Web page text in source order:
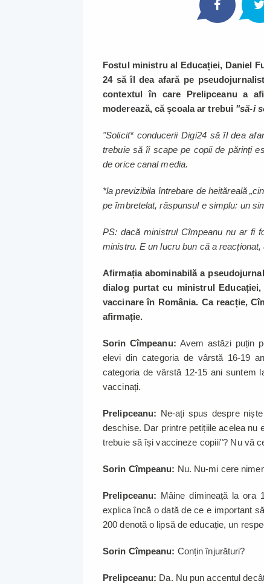
Fostul ministru al Educației, Daniel
24 să îl dea afară pe
contextul în care Prelipceanu a
moderează, că școala ar trebui "să-i
"Solicit* conducerii Digi24 să îl dea
trebuie să îi scape pe copii de părinți
de orice canal media.
*la previzibila întrebare de heităreală
pe îmbretelat, răspunsul e simplu: un
PS: dacă ministrul Cîmpeanu nu ar fi
ministru. E un lucru bun că a reacționat,
Afirmația abominabilă a
dialog purtat cu ministrul
vaccinare în România. Ca reacție,
afirmație.
Sorin Cîmpeanu:Avem astăzi puțin
elevi din categoria de vârstă 16-19
categoria de vârstă 12-15 ani suntem
vaccinați.
Prelipceanu: Ne-ați spus despre
deschise. Dar printre petițiile acelea nu
trebuie să își vaccineze copiii"? Nu vă
Sorin Cîmpeanu: Nu. Nu-mi cere
Prelipceanu: Mâine dimineață la ora
explica încă o dată de ce e important
200 denotă o lipsă de educație, un
Sorin Cîmpeanu: Conțin înjurături?
Prelipceanu: Da. Nu pun accentul